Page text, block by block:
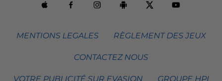
MENTIONS LEGALES RÈGLEMENT DES JEUX
CONTACTEZ NOUS
VOTRE PUBLICITÉ SUR EVASION GROUPE HPI